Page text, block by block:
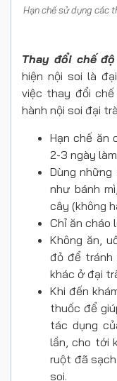
Hạn chế sử dụng các
Thay đổi chế
hiện nội soi là
việc thay đổi
hành nội soi đại
Hạn chế ăn
2-3 ngày
Dùng
như bánh
cây (không
Chỉ ăn cháo
Không ăn,
đỏ để tránh
khác ở đại
Khi đến
thuốc để
tác dụng
lần, cho tới
ruột đã
soi.